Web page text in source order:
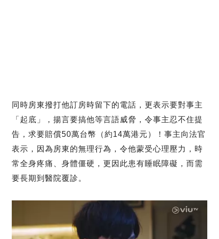
同時房東撥打他訂房時留下的電話，更表示要對事主
「起底」，揚言要搞他等言語威脅，令事主忍不住提
告，求要賠償50萬台幣（約14萬港元）！事主向法官
表示，因為房東的無理行為，令他蒙受心理壓力，時
常全身疼痛、身體僵硬，更因此患有睡眠障礙，而需
要長期到醫院覆診。